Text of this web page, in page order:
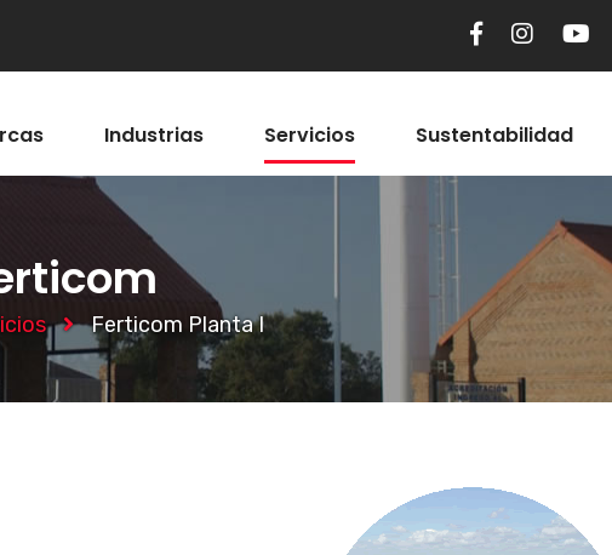
Industrias Servicios Sustentabilidad
Ferticom Planta I